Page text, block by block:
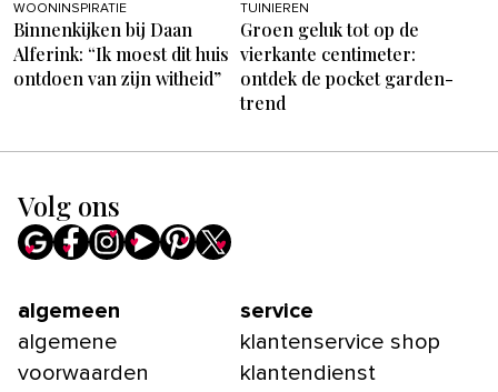
WOONINSPIRATIE
Binnenkijken bij Daan
Alferink: “Ik moest dit huis
ontdoen van zijn witheid”
TUINIEREN
Groen geluk tot op de
vierkante centimeter:
ontdek de pocket garden-
trend
Volg ons
algemeen
algemene
voorwaarden
service
klantenservice shop
klantendienst